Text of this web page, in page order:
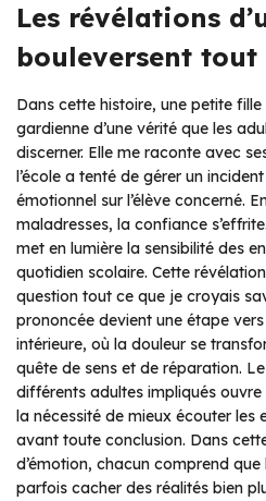
Les révélations
bouleversent tout
Dans cette histoire, une petite
gardienne d’une vérité que les
discerner. Elle me raconte avec
l’école a tenté de gérer un
émotionnel sur l’élève concerné.
maladresses, la confiance
met en lumière la sensibilité des
quotidien scolaire. Cette
question tout ce que je croyais
prononcée devient une étape
intérieure, où la douleur se
quête de sens et de réparation.
différents adultes impliqués
la nécessité de mieux écouter
avant toute conclusion. Dans
d’émotion, chacun comprend
parfois cacher des réalités bien